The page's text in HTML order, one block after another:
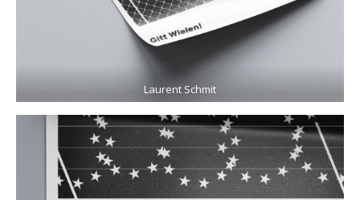
Laurent Schmit